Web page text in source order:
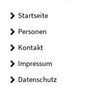
Startseite
Personen
Kontakt
Impressum
Datenschutz